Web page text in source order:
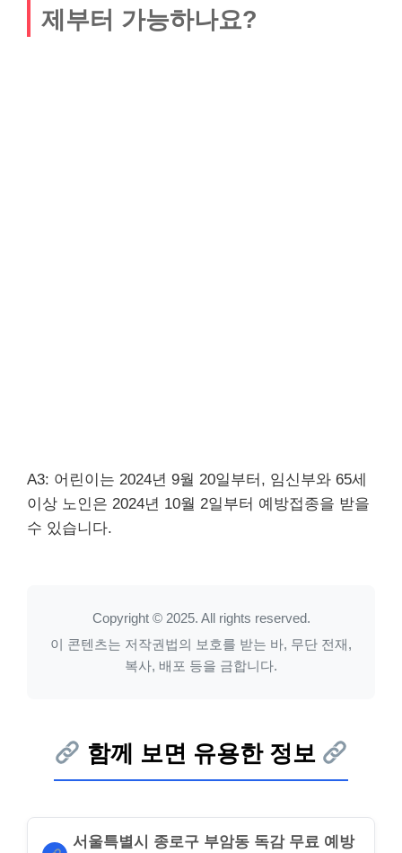
제부터 가능하나요?
A3: 어린이는 2024년 9월 20일부터, 임신부와 65세
이상 노인은 2024년 10월 2일부터 예방접종을 받을
수 있습니다.
Copyright © 2025. All rights reserved.
이 콘텐츠는 저작권법의 보호를 받는 바, 무단 전재,
복사, 배포 등을 금합니다.
함께 보면 유용한 정보
서울특별시 종로구 부암동 독감 무료 예방